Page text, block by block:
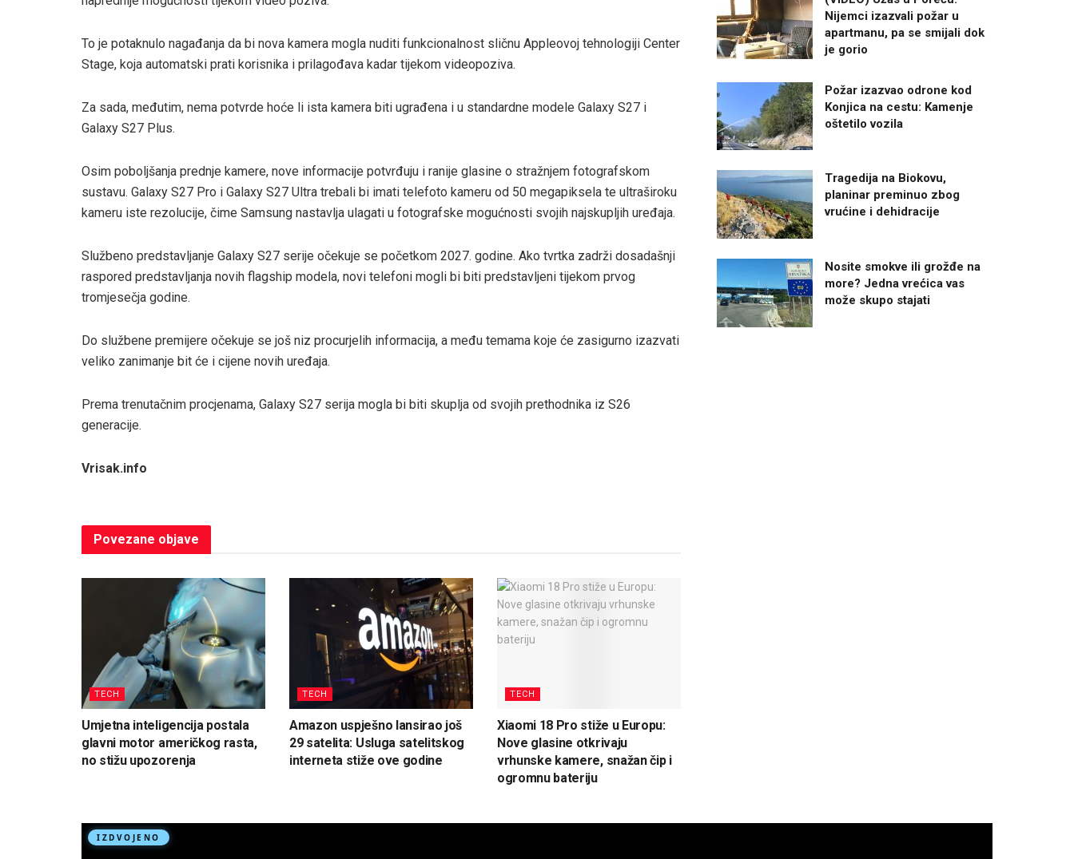
To je potaknulo nagađanja da bi nova kamera mogla nuditi funkcionalnost sličnu Appleovoj tehnologiji Center
Stage, koja automatski prati korisnika i prilagođava kadar tijekom videopoziva.
Za sada, međutim, nema potvrde hoće li ista kamera biti ugrađena i u standardne modele Galaxy S27 i
Galaxy S27 Plus.
Osim poboljšanja prednje kamere, nove informacije potvrđuju i ranije glasine o stražnjem fotografskom
sustavu. Galaxy S27 Pro i Galaxy S27 Ultra trebali bi imati telefoto kameru od 50 megapiksela te ultraširoku
kameru iste rezolucije, čime Samsung nastavlja ulagati u fotografske mogućnosti svojih najskupljih uređaja.
Službeno predstavljanje Galaxy S27 serije očekuje se početkom 2027. godine. Ako tvrtka zadrži dosadašnji
raspored predstavljanja novih flagship modela, novi telefoni mogli bi biti predstavljeni tijekom prvog
tromjesečja godine.
Do službene premijere očekuje se još niz procurjelih informacija, a među temama koje će zasigurno izazvati
veliko zanimanje bit će i cijene novih uređaja.
Prema trenutačnim procjenama, Galaxy S27 serija mogla bi biti skuplja od svojih prethodnika iz S26
generacije.
Vrisak.info
Povezane objave
TECH
Umjetna inteligencija postala
glavni motor američkog rasta,
no stižu upozorenja
TECH
Amazon uspješno lansirao još
29 satelita: Usluga satelitskog
interneta stiže ove godine
TECH
Xiaomi 18 Pro stiže u Europu:
Nove glasine otkrivaju
vrhunske kamere, snažan čip i
ogromnu bateriju
Nijemci izazvali požar u
apartmanu, pa se smijali dok
je gorio
Požar izazvao odrone kod
Konjica na cestu: Kamenje
oštetilo vozila
Tragedija na Biokovu,
planinar preminuo zbog
vrućine i dehidracije
Nosite smokve ili grožđe na
more? Jedna vrećica vas
može skupo stajati